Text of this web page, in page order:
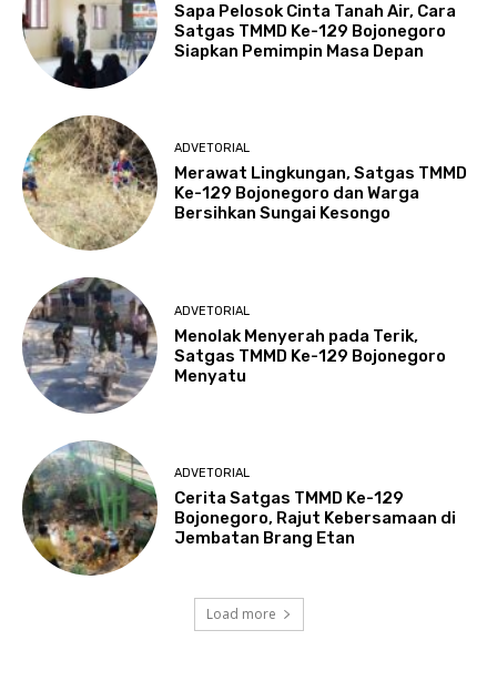
Sapa Pelosok Cinta Tanah Air, Cara
Satgas TMMD Ke-129 Bojonegoro
Siapkan Pemimpin Masa Depan
ADVETORIAL
Merawat Lingkungan, Satgas TMMD
Ke-129 Bojonegoro dan Warga
Bersihkan Sungai Kesongo
ADVETORIAL
Menolak Menyerah pada Terik,
Satgas TMMD Ke-129 Bojonegoro
Menyatu
ADVETORIAL
Cerita Satgas TMMD Ke-129
Bojonegoro, Rajut Kebersamaan di
Jembatan Brang Etan
Load more